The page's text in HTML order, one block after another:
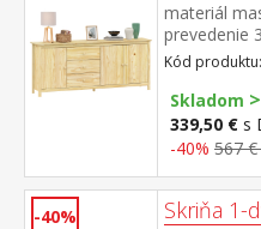
materiál
prevedenie
3 plné
uvedené v
Kód
Skladom >
339,50 € s
-40% 567
-40% Skriňa 1-